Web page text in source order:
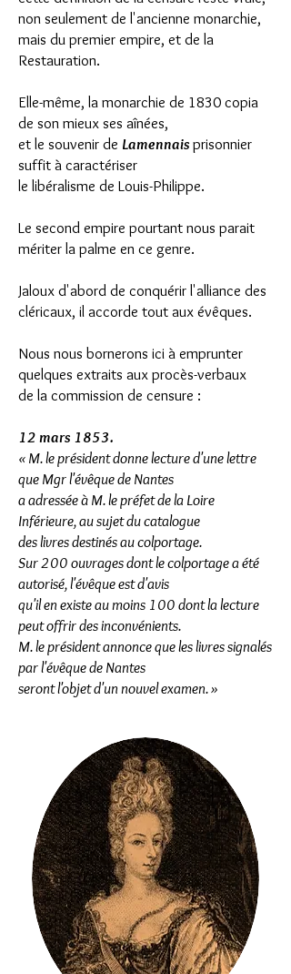
non seulement de l'ancienne monarchie,
mais du premier empire, et de la
Restauration.
Elle-même, la monarchie de 1830 copia
de son mieux ses aînées,
et le souvenir de Lamennais prisonnier
suffit à caractériser
le libéralisme de Louis-Philippe.
Le second empire pourtant nous parait
mériter la palme en ce genre.
Jaloux d'abord de conquérir l'alliance des
cléricaux, il accorde tout aux évêques.
Nous nous bornerons ici à emprunter
quelques extraits aux procès-verbaux
de la commission de censure :
12 mars 1853.
« M. le président donne lecture d'une lettre
que Mgr l'évêque de Nantes
a adressée à M. le préfet de la Loire
Inférieure, au sujet du catalogue
des livres destinés au colportage.
Sur 200 ouvrages dont le colportage a été
autorisé, l'évêque est d'avis
qu'il en existe au moins 100 dont la lecture
peut offrir des inconvénients.
M. le président annonce que les livres signalés
par l'évêque de Nantes
seront l'objet d'un nouvel examen. »